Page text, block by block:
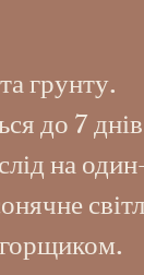
грунту.
до 7
на